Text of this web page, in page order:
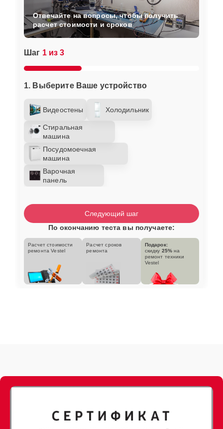
Шаг 1 из 3
1. Выберите Ваше устройство
Видеостены Холодильник
Стиральная
машина
Посудомоечная
машина
Варочная
панель
Отвечайте на вопросы, чтобы получить
расчет стоимости и сроков
Следующий шаг
По окончанию теста вы получаете:
Расчет стоимости
ремонта Vestel
Расчет сроков
ремонта
Подарок:
скидку 25% на
ремонт техники
Vestel